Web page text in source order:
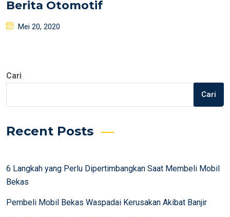
Berita Otomotif
Posted
Mei 20, 2020
Cari
Cari
Recent Posts
6 Langkah yang Perlu Dipertimbangkan Saat Membeli Mobil
Bekas
Pembeli Mobil Bekas Waspadai Kerusakan Akibat Banjir